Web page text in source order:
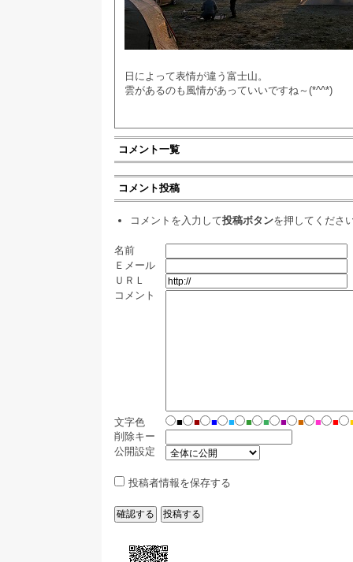
日によって表情が違う富士山。
雲があるのも風情があっていいですね～(*^^*)
コメント一覧
コメント投稿
コメントを入力して投稿ボタンを押してくださ
名前
Ｅメール
ＵＲＬ
コメント
文字色 ■ ■ ■ ■ ■ ■ ■ ■ ■ ■
削除キー
公開設定
投稿者情報を保存する